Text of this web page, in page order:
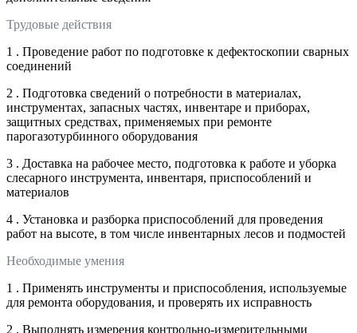
Трудовые действия
1 . Проведение работ по подготовке к дефектоскопии сварных
соединений
2 . Подготовка сведений о потребности в материалах,
инструментах, запасных частях, инвентаре и приборах,
защитных средствах, применяемых при ремонте
парогазотурбинного оборудования
3 . Доставка на рабочее место, подготовка к работе и уборка
слесарного инструмента, инвентаря, приспособлений и
материалов
4 . Установка и разборка приспособлений для проведения
работ на высоте, в том числе инвентарных лесов и подмостей
Необходимые умения
1 . Применять инструменты и приспособления, используемые
для ремонта оборудования, и проверять их исправность
2 . Выполнять измерения контрольно-измерительными